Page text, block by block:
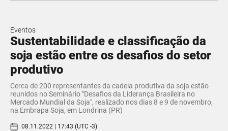
Eventos
Sustentabilidade e classificação da
soja estão entre os desafios do setor
produtivo
Cerca de 200 representantes da cadeia produtiva da soja estão
reunidos no Seminário "Desafios da Liderança Brasileira no
Mercado Mundial da Soja", realizado nos dias 8 e 9 de novembro,
na Embrapa Soja, em Londrina (PR)
08.11.2022 | 17:43 (UTC -3)